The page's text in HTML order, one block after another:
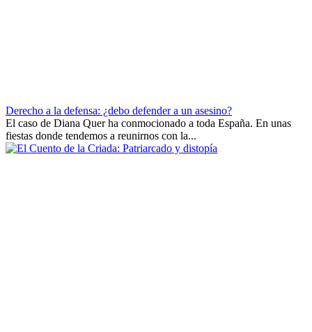
Derecho a la defensa: ¿debo defender a un asesino?
El caso de Diana Quer ha conmocionado a toda España. En unas
fiestas donde tendemos a reunirnos con la...